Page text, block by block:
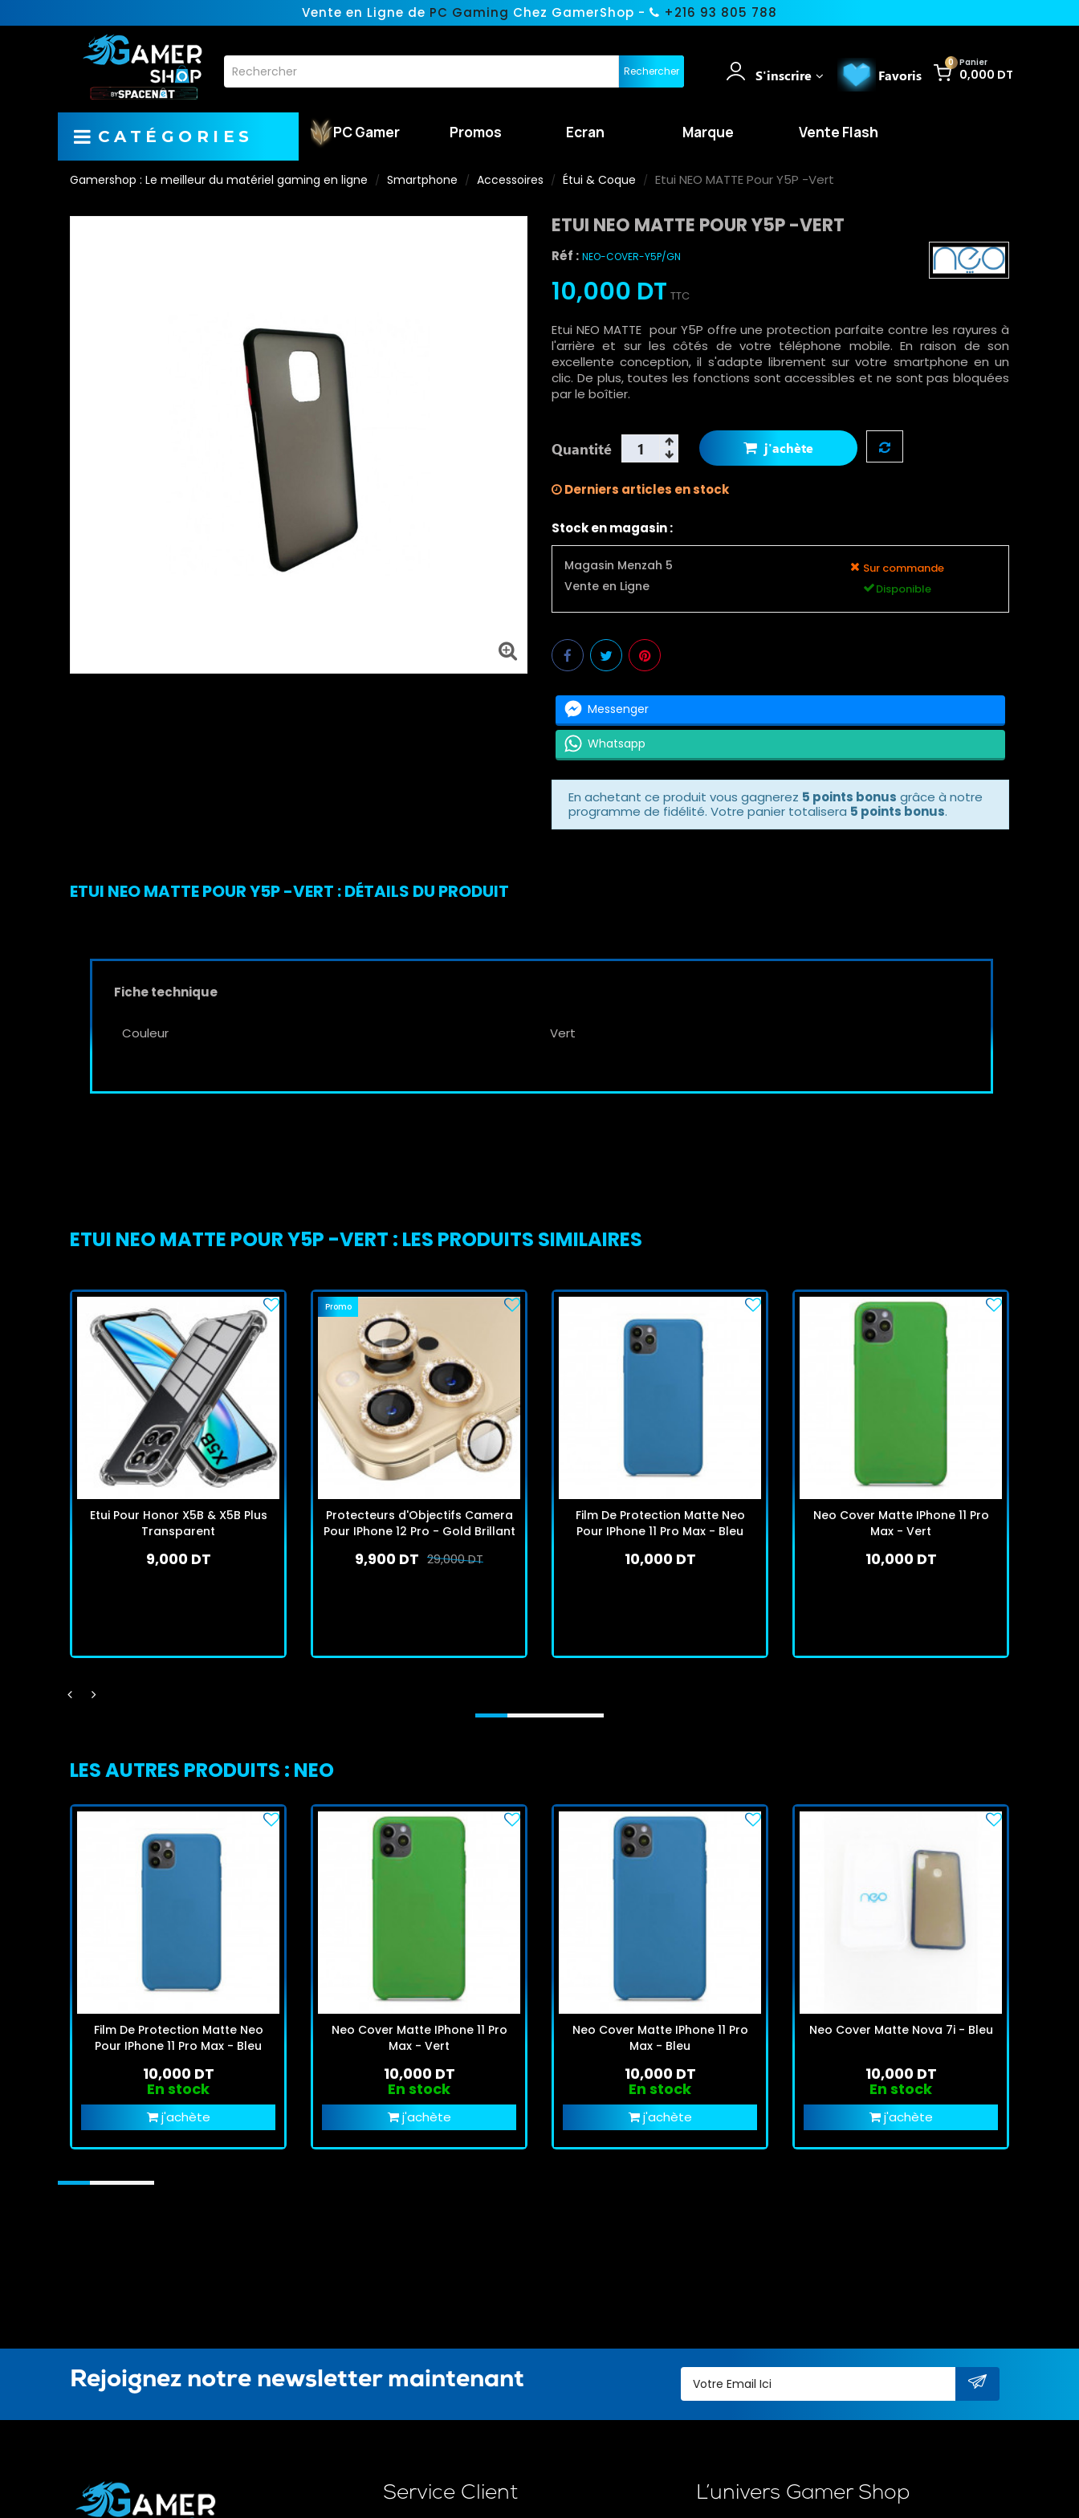
Vente en Ligne de PC Gaming Chez GamerShop - +216 93 805 788
Rechercher
0 Panier
0,000 DT
Favoris
S'inscrire
CATÉGORIES PC Gamer Promos Ecran Marque Vente Flash
Gamershop : Le meilleur du matériel gaming en ligne Smartphone Accessoires Étui & Coque Etui NEO MATTE Pour Y5P -Vert
ETUI NEO MATTE POUR Y5P -VERT
Réf : NEO-COVER-Y5P/GN
10,000 DT TTC
Etui NEO MATTE pour Y5P offre une protection parfaite contre les rayures à
l'arrière et sur les côtés de votre téléphone mobile. En raison de son
excellente conception, il s'adapte librement sur votre smartphone en un
clic. De plus, toutes les fonctions sont accessibles et ne sont pas bloquées
par le boîtier.
Quantité j'achète
Derniers articles en stock
Stock en magasin :
Magasin Menzah 5 Sur commande
Vente en Ligne Disponible
Messenger
Whatsapp
En achetant ce produit vous gagnerez 5 points bonus grâce à notre
programme de fidélité. Votre panier totalisera 5 points bonus.
ETUI NEO MATTE POUR Y5P -VERT : DÉTAILS DU PRODUIT
Fiche technique
Couleur Vert
ETUI NEO MATTE POUR Y5P -VERT : LES PRODUITS SIMILAIRES
Etui Pour Honor X5B & X5B Plus
Transparent
9,000 DT
Promo
Protecteurs d'Objectifs Camera
Pour IPhone 12 Pro - Gold Brillant
29,000 DT
9,900 DT
Film De Protection Matte Neo
Pour IPhone 11 Pro Max - Bleu
10,000 DT
Neo Cover Matte IPhone 11 Pro
Max - Vert
10,000 DT
LES AUTRES PRODUITS : NEO
Film De Protection Matte Neo
Pour IPhone 11 Pro Max - Bleu
10,000 DT
En stock
j'achète
Neo Cover Matte IPhone 11 Pro
Max - Vert
10,000 DT
En stock
j'achète
Neo Cover Matte IPhone 11 Pro
Max - Bleu
10,000 DT
En stock
j'achète
Neo Cover Matte Nova 7i - Bleu
10,000 DT
En stock
j'achète
Rejoignez notre newsletter maintenant
Service Client L’univers Gamer Shop